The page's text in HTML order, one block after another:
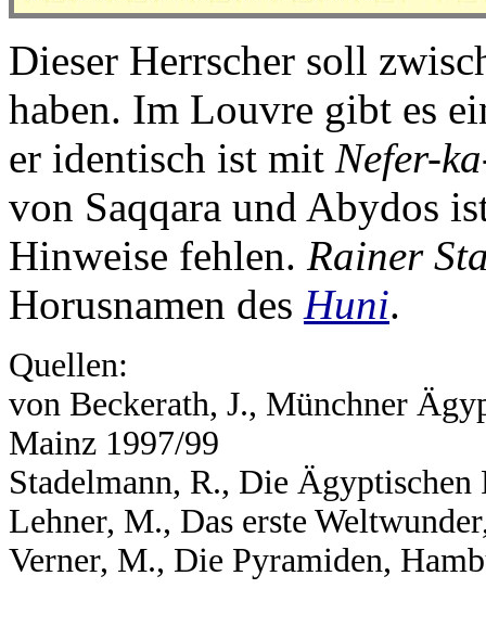
Dieser Herrscher soll
haben. Im Louvre gibt es
er identisch ist mit Nefer-
von Saqqara und Abydos
Hinweise fehlen. Rainer
Horusnamen des Huni.
Quellen:
von Beckerath, J., Münchner
Mainz 1997/99
Stadelmann, R., Die
Lehner, M., Das erste
Verner, M., Die Pyramiden,